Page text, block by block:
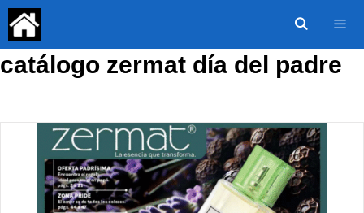
Saltar
contenido
Menú
catálogo zermat día del padre